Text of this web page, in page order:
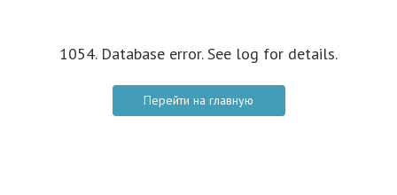
1054. Database error. See log for details.
Перейти на главную